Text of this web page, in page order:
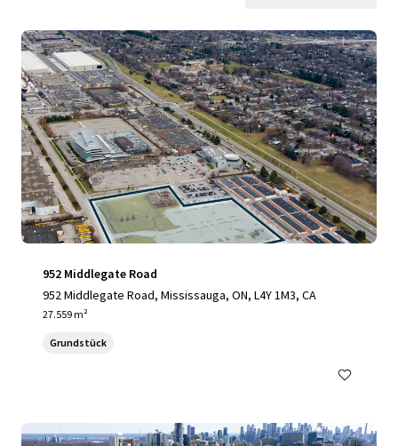
952 Middlegate Road
952 Middlegate Road, Mississauga, ON, L4Y 1M3, CA
27.559 m²
Grundstück